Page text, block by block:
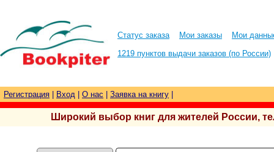
Статус заказа Мои заказы
Мои
1219 пунктов выдачи заказов (по России)
Регистрация Вход О нас Заявка на книгу
Широкий выбор книг для жителей России,